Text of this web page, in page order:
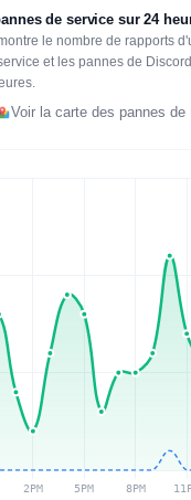
de service sur 24
le nombre de rapports
et les pannes de
Voir la carte des pannes de